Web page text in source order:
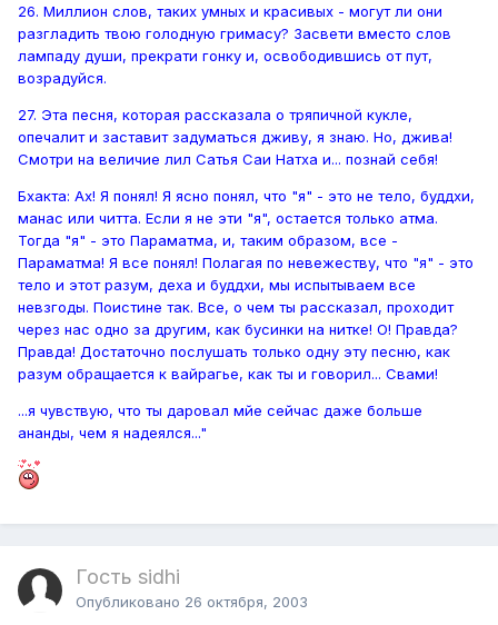
26. Миллион слов, таких умных и красивых - могут ли они
разгладить твою голодную гримасу? Засвети вместо слов
лампаду души, прекрати гонку и, освободившись от пут,
возрадуйся.
27. Эта песня, которая рассказала о тряпичной кукле,
опечалит и заставит задуматься дживу, я знаю. Но, джива!
Смотри на величие лил Сатья Саи Натха и... познай себя!
Бхакта: Ах! Я понял! Я ясно понял, что "я" - это не тело, буддхи,
манас или читта. Если я не эти "я", остается только атма.
Тогда "я" - это Параматма, и, таким образом, все -
Параматма! Я все понял! Полагая по невежеству, что "я" - это
тело и этот разум, деха и буддхи, мы испытываем все
невзгоды. Поистине так. Все, о чем ты рассказал, проходит
через нас одно за другим, как бусинки на нитке! О! Правда?
Правда! Достаточно послушать только одну эту песню, как
разум обращается к вайрагье, как ты и говорил... Свами!
...я чувствую, что ты даровал мйе сейчас даже больше
ананды, чем я надеялся..."
Гость sidhi
Опубликовано 26 октября, 2003